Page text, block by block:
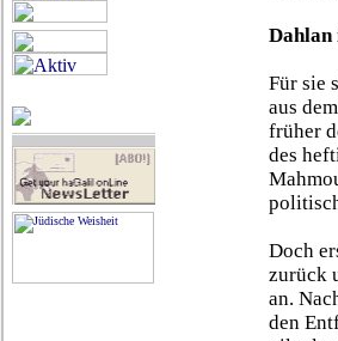
Für sie
aus
früher
des
Doch
zurück
an.
den